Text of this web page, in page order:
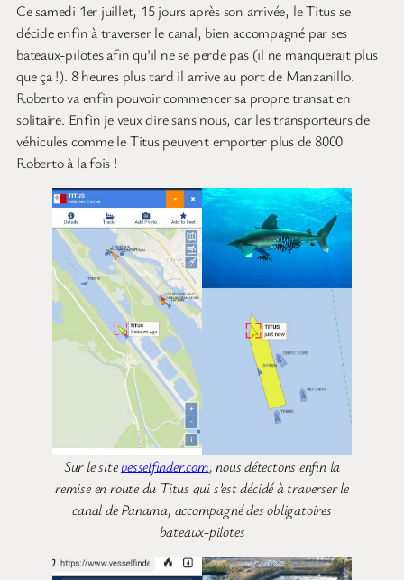
Ce samedi 1er juillet, 15 jours après son arrivée, le Titus se
décide enfin à traverser le canal, bien accompagné par ses
bateaux-pilotes afin qu’il ne se perde pas (il ne manquerait plus
que ça !). 8 heures plus tard il arrive au port de Manzanillo.
Roberto va enfin pouvoir commencer sa propre transat en
solitaire. Enfin je veux dire sans nous, car les transporteurs de
véhicules comme le Titus peuvent emporter plus de 8000
Roberto à la fois !
Sur le sitevesselfinder.com, nous détectons enfin la
remise en route du Titus qui s’est décidé à traverser le
canal de Panama, accompagné des obligatoires
bateaux-pilotes